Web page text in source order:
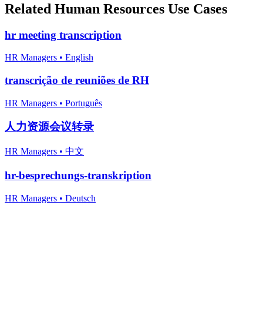
Related Human Resources Use Cases
hr meeting transcription
HR Managers • English
transcrição de reuniões de RH
HR Managers • Português
人力资源会议转录
HR Managers • 中文
hr-besprechungs-transkription
HR Managers • Deutsch